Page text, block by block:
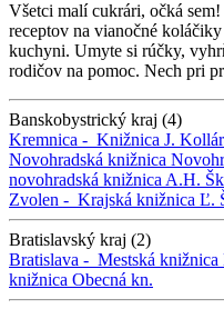
Všetci malí cukrári, očká
receptov na vianočné
kuchyni. Umyte si rúčky,
rodičov na pomoc. Nech pri
Banskobystrický kraj (4)
Kremnica - Knižnica J.
Novohradská knižnica
novohradská knižnica A.H.
Zvolen - Krajská knižnica Ľ.
Bratislavský kraj (2)
Bratislava - Mestská knižnica
knižnica Obecná kn.